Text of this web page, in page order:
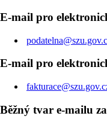
E-mail pro
E-mail pro
Běžný tvar e-mailu